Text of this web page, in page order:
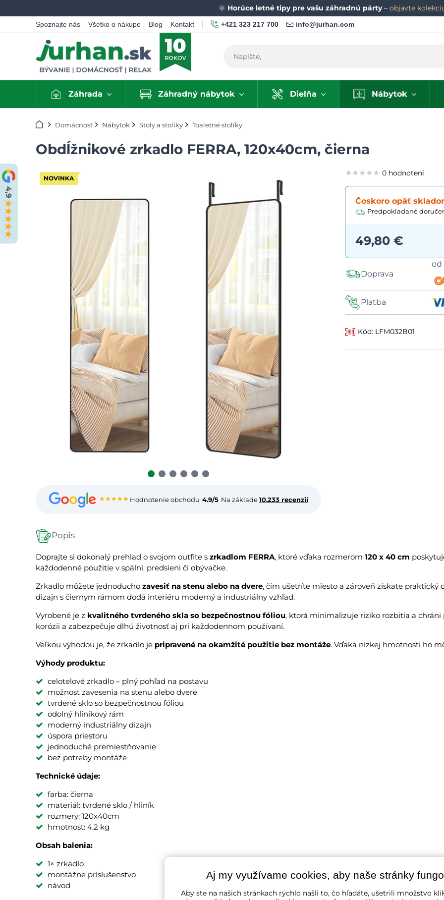
🌞 Horúce letné tipy pre vašu záhradnú párty– objavte
Spoznajte nás Všetko o nákupe Blog Kontakt +421 323 217 700 info@jurhan.com
Záhrada Záhradný nábytok Dielňa Nábytok
Úvod Domácnosť Nábytok Stoly a stolíky Toaletné stolíky
Obdĺžnikové zrkadlo FERRA, 120x40cm, čierna
NOVINKA
★★★★★ Hodnotenie obchodu 4.9/5 Na základe10.233 recenzií
★★★★★
★★★★★
★★★★★ 0 hodnotení
Čoskoro opäť
Predpokladané
49,80 €
Doprava
od
Platba
Kód: LFM032B01
Popis
Doprajte si dokonalý prehľad o svojom outfite s zrkadlom FERRA, ktoré vďaka rozmerom 120 x 40 cm
každodenné použitie v spálni, predsieni či obývačke.
Zrkadlo môžete jednoducho zavesiť na stenu alebo na dvere, čím ušetríte miesto a zároveň získate
dizajn s čiernym rámom dodá interiéru moderný a industriálny vzhľad.
Vyrobené je z kvalitného tvrdeného skla so bezpečnostnou fóliou, ktorá minimalizuje riziko rozbitia a
korózii a zabezpečuje dlhú životnosť aj pri každodennom používaní.
Veľkou výhodou je, že zrkadlo je pripravené na okamžité použitie bez montáže. Vďaka nízkej hmotnosti ho
Výhody produktu:
celotelové zrkadlo – plný pohľad na postavu
možnosť zavesenia na stenu alebo dvere
tvrdené sklo so bezpečnostnou fóliou
odolný hliníkový rám
moderný industriálny dizajn
úspora priestoru
jednoduché premiestňovanie
bez potreby montáže
Technické údaje:
farba: čierna
materiál: tvrdené sklo / hliník
rozmery: 120x40cm
hmotnosť: 4,2 kg
Obsah balenia:
1× zrkadlo
montážne príslušenstvo
návod
Aj my využívame cookies, aby naše stránky
Aby ste na našich stránkach rýchlo našli to, čo hľadáte, ušetrili množstvo